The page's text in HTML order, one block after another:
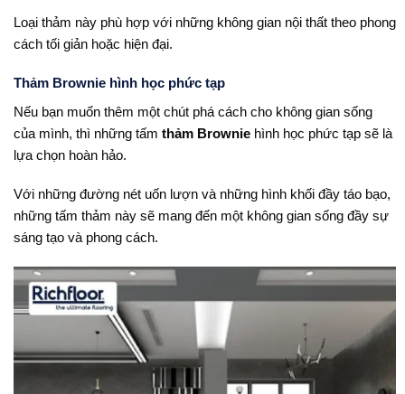
Loại thảm này phù hợp với những không gian nội thất theo phong
cách tối giản hoặc hiện đại.
Thảm Brownie hình học phức tạp
Nếu bạn muốn thêm một chút phá cách cho không gian sống
của mình, thì những tấm thảm Brownie hình học phức tạp sẽ là
lựa chọn hoàn hảo.
Với những đường nét uốn lượn và những hình khối đầy táo bạo,
những tấm thảm này sẽ mang đến một không gian sống đầy sự
sáng tạo và phong cách.